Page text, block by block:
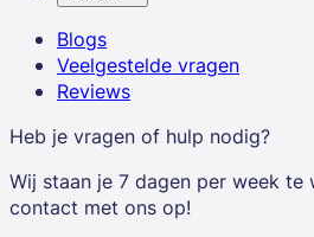
Blogs
Veelgestelde vragen
Reviews
Heb je vragen of hulp nodig?
Wij staan je 7 dagen per week te
contact met ons op!